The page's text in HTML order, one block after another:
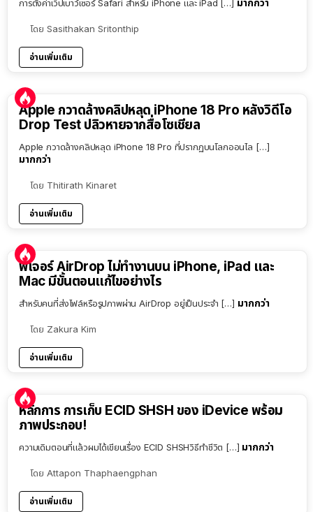
การตั้งค่าเว็ปเบาว์เซอร์ Safari สำหรับ iPhone และ iPad […] มากกว่า
โดย Sasithakan Sritonthip
อ่านเพิ่มเติม
Apple กวาดล้างคลิปหลุด iPhone 18 Pro หลังวิดีโอ
Drop Test ปลิวหายจากสื่อโซเชียล
Apple กวาดล้างคลิปหลุด iPhone 18 Pro ที่ปรากฏบนโลกออนไล […]
มากกว่า
โดย Thitirath Kinaret
อ่านเพิ่มเติม
ฟีเจอร์ AirDrop ไม่ทำงานบน iPhone, iPad และ
Mac มีขั้นตอนแก้ไขอย่างไร
สำหรับคนที่ส่งไฟล์หรือรูปภาพผ่าน AirDrop อยู่เป็นประจำ […] มากกว่า
โดย Zakura Kim
อ่านเพิ่มเติม
หลักการ การเก็บ ECID SHSH ของ iDevice พร้อม
ภาพประกอบ!
ความเดิมตอนที่แล้วผมได้เขียนเรื่อง ECID SHSHวิธีทำชีวิต […] มากกว่า
โดย Attapon Thaphaengphan
อ่านเพิ่มเติม